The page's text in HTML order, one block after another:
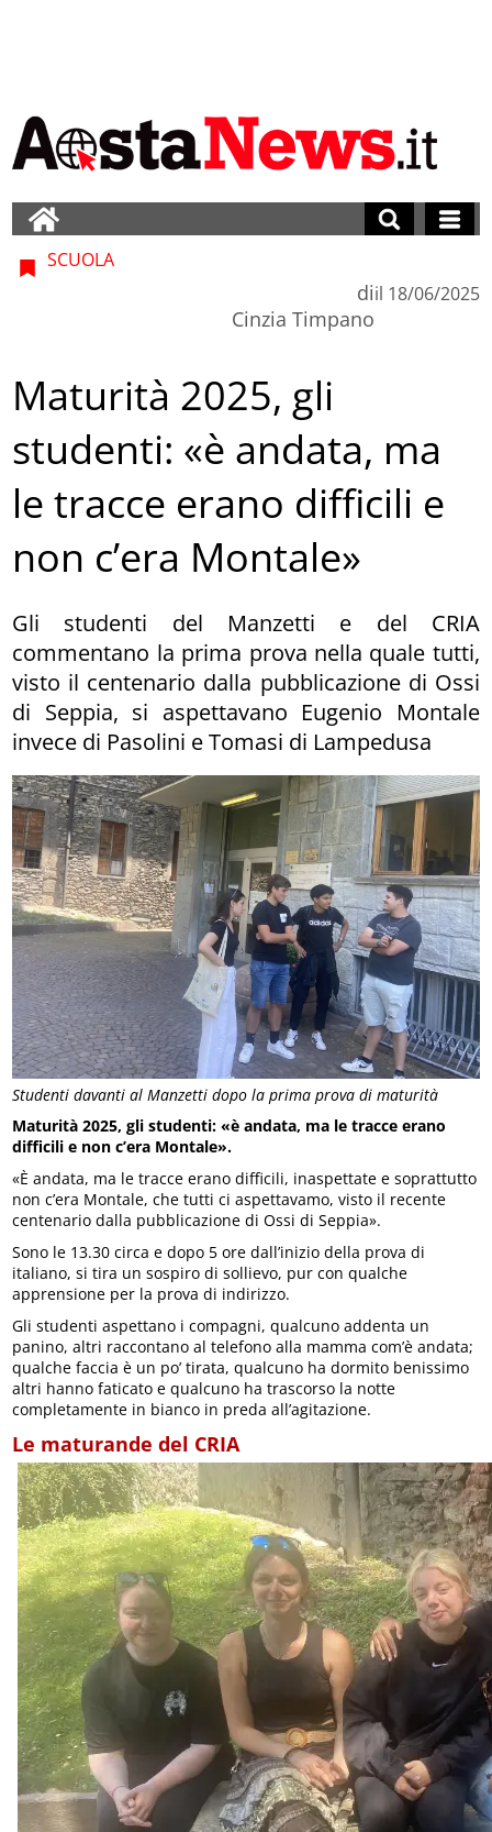
Studenti davanti al Manzetti dopo la prima prova di maturità
SCUOLA
di
Cinzia Timpano
il 18/06/2025
Maturità 2025, gli
studenti: «è andata, ma
le tracce erano difficili e
non c’era Montale»
Gli studenti del Manzetti e del CRIA
commentano la prima prova nella quale tutti,
visto il centenario dalla pubblicazione di Ossi
di Seppia, si aspettavano Eugenio Montale
invece di Pasolini e Tomasi di Lampedusa
Maturità 2025, gli studenti: «è andata, ma le tracce erano
difficili e non c’era Montale».
«È andata, ma le tracce erano difficili, inaspettate e soprattutto
non c’era Montale, che tutti ci aspettavamo, visto il recente
centenario dalla pubblicazione di Ossi di Seppia».
Sono le 13.30 circa e dopo 5 ore dall’inizio della prova di
italiano, si tira un sospiro di sollievo, pur con qualche
apprensione per la prova di indirizzo.
Gli studenti aspettano i compagni, qualcuno addenta un
panino, altri raccontano al telefono alla mamma com’è andata;
qualche faccia è un po’ tirata, qualcuno ha dormito benissimo
altri hanno faticato e qualcuno ha trascorso la notte
completamente in bianco in preda all’agitazione.
Le maturande del CRIA